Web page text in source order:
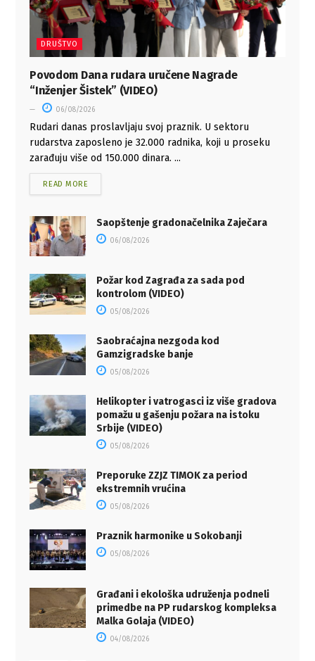
DRUŠTVO
Povodom Dana rudara uručene Nagrade
“Inženjer Šistek” (VIDEO)
06/08/2026
Rudari danas proslavljaju svoj praznik. U sektoru
rudarstva zaposleno je 32.000 radnika, koji u proseku
zarađuju više od 150.000 dinara. ...
READ MORE
Saopštenje gradonačelnika Zaječara
06/08/2026
Požar kod Zagrađa za sada pod
kontrolom (VIDEO)
05/08/2026
Saobraćajna nezgoda kod
Gamzigradske banje
05/08/2026
Helikopter i vatrogasci iz više gradova
pomažu u gašenju požara na istoku
Srbije (VIDEO)
05/08/2026
Preporuke ZZJZ TIMOK za period
ekstremnih vrućina
05/08/2026
Praznik harmonike u Sokobanji
05/08/2026
Građani i ekološka udruženja podneli
primedbe na PP rudarskog kompleksa
Malka Golaja (VIDEO)
04/08/2026